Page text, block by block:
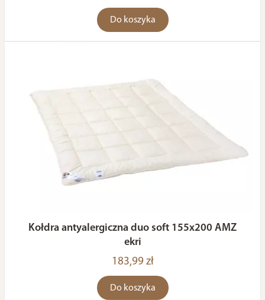
Do koszyka
Kołdra antyalergiczna duo soft 155x200 AMZ
ekri
183,99 zł
Do koszyka